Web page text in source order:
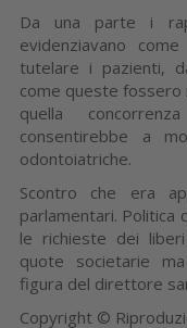
Da una parte i
evidenziavano
tutelare i pazienti,
come queste
quella
consentirebbe a
odontoiatriche.
Scontro che era
parlamentari. Politica
le richieste dei
quote societarie
figura del direttore
Copyright ©